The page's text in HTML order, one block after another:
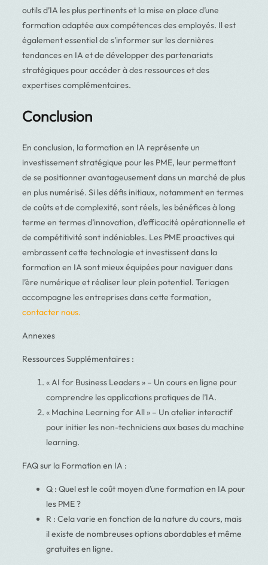
outils d’IA les plus pertinents et la mise en place d’une
formation adaptée aux compétences des employés. Il est
également essentiel de s’informer sur les dernières
tendances en IA et de développer des partenariats
stratégiques pour accéder à des ressources et des
expertises complémentaires.
Conclusion
En conclusion, la formation en IA représente un
investissement stratégique pour les PME, leur permettant
de se positionner avantageusement dans un marché de plus
en plus numérisé. Si les défis initiaux, notamment en termes
de coûts et de complexité, sont réels, les bénéfices à long
terme en termes d’innovation, d’efficacité opérationnelle et
de compétitivité sont indéniables. Les PME proactives qui
embrassent cette technologie et investissent dans la
formation en IA sont mieux équipées pour naviguer dans
l’ère numérique et réaliser leur plein potentiel. Teriagen
accompagne les entreprises dans cette formation,
contacter nous.
Annexes
Ressources Supplémentaires :
« AI for Business Leaders » – Un cours en ligne pour
comprendre les applications pratiques de l’IA.
« Machine Learning for All » – Un atelier interactif
pour initier les non-techniciens aux bases du machine
learning.
FAQ sur la Formation en IA :
Q : Quel est le coût moyen d’une formation en IA pour
les PME ?
R : Cela varie en fonction de la nature du cours, mais
il existe de nombreuses options abordables et même
gratuites en ligne.